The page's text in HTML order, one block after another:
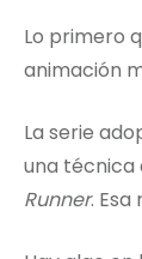
Lo primero
animación
La serie
una técnica
Runner.